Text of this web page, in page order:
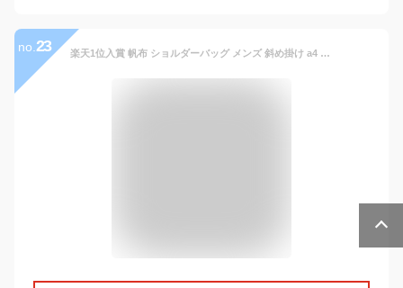
no. 23 楽天1位入賞 帆布 ショルダーバッグ メンズ 斜め掛け a4 キャンバス 布 レディース 通勤 通学 斜めがけバッグ シンプル 大きめ 大容量 斜め掛け 男女兼用 ユニセックス カジュアル 丈夫 長持ち 送料無料 帆布ショルダーバッグ 50代 40代 30代 UpAStorm 【Mサイズ】